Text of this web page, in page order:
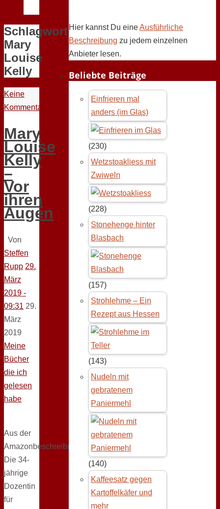
Schlagwort:
Mary
Louise
Kelly
Keine
Kommentare
Mary
Louise
Kelly
–
Vor
ihren
Augen
Von
Steffen
Rupp 29.
März
2019 -
09:31 29.
März
2019
Meine
Bücher
die ich
gelesen
habe
Aus der
Amazonbeschreibung:
Die 34-
jährige
Dozentin
für
Hier kannst Du eineAusführliche
Beschreibung zu jedem einzelnen
Anbieter lesen.
Beliebte Beiträge
Einfrieren mal
anders (im Glas)
(230)
Wetzstoakliess mit
Zwiweln
(228)
Stonehenge hinter
Blasbach
(157)
Strohlehme – Ein
Rezept aus Hessen
(143)
Nudeln mit
gebratenem
Paniermehl
(140)
Kaffeesatz gegen
Kartoffelkäfer und
mehr